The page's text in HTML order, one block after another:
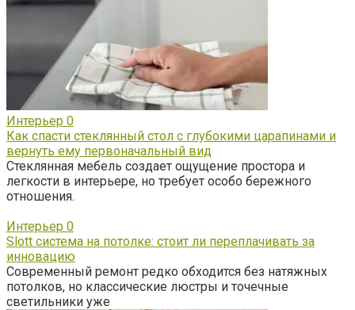
Интерьер 0
Как спасти стеклянный стол с глубокими царапинами и
вернуть ему первоначальный вид
Стеклянная мебель создает ощущение простора и
легкости в интерьере, но требует особо бережного
отношения.
Интерьер 0
Slott система на потолке: стоит ли переплачивать за
инновацию
Современный ремонт редко обходится без натяжных
потолков, но классические люстры и точечные
светильники уже